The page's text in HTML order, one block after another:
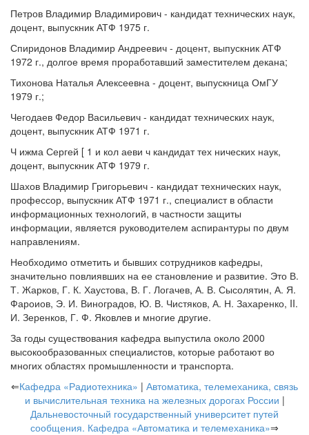
Петров Владимир Владимирович - кандидат технических наук,
доцент, выпускник АТФ 1975 г.
Спиридонов Владимир Андреевич - доцент, выпускник АТФ
1972 г., долгое время проработавший заместителем декана;
Тихонова Наталья Алексеевна - доцент, выпускница ОмГУ
1979 г.;
Чегодаев Федор Васильевич - кандидат технических наук,
доцент, выпускник АТФ 1971 г.
Ч ижма Сергей [ 1 и кол аеви ч кандидат тех нических наук,
доцент, выпускник АТФ 1979 г.
Шахов Владимир Григорьевич - кандидат технических наук,
профессор, выпускник АТФ 1971 г., специалист в области
информационных технологий, в частности защиты
информации, является руководителем аспирантуры по двум
направлениям.
Необходимо отметить и бывших сотрудников кафедры,
значительно повлиявших на ее становление и развитие. Это В.
Т. Жарков, Г. К. Хаустова, В. Г. Логачев, А. В. Сысолятин, А. Я.
Фароиов, Э. И. Виноградов, Ю. В. Чистяков, А. Н. Захаренко, II.
И. Зеренков, Г. Ф. Яковлев и многие другие.
За годы существования кафедра выпустила около 2000
высокообразованных специалистов, которые работают во
многих областях промышленности и транспорта.
⇐Кафедра «Радиотехника» | Автоматика, телемеханика, связь
и вычислительная техника на железных дорогах России |
Дальневосточный государственный университет путей
сообщения. Кафедра «Автоматика и телемеханика»⇒